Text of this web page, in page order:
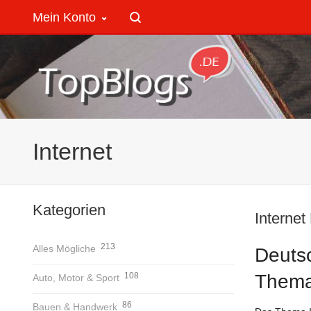
Mein Konto
Internet
Kategorien
Alles Mögliche 213
Auto, Motor & Sport 108
Bauen & Handwerk 86
Internet